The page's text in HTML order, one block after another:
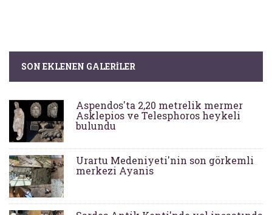
SON EKLENEN GALERILER
Aspendos'ta 2,20 metrelik mermer
Asklepios ve Telesphoros heykeli
bulundu
Urartu Medeniyeti'nin son görkemli
merkezi Ayanis